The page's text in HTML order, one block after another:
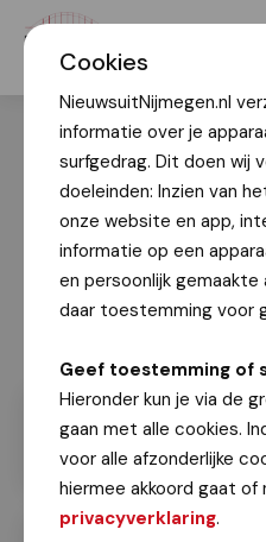
Cookies
NieuwsuitNijmegen.nl
informatie over je
surfgedrag. Dit doen wij
doeleinden: Inzien van
onze website en app,
informatie op een
en persoonlijk
daar toestemming voor
Geef toestemming of
Hieronder kun je via de
gaan met alle cookies.
voor alle afzonderlijke
hiermee akkoord gaat of
privacyverklaring.